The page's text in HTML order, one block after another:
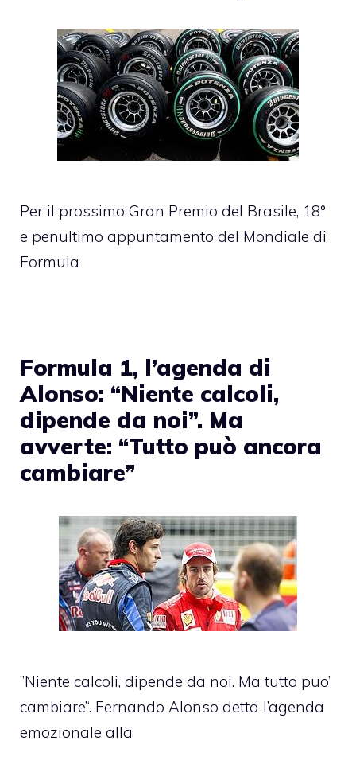
Per il prossimo Gran Premio del Brasile, 18°
e penultimo appuntamento del Mondiale di
Formula
Formula 1, l’agenda di
Alonso: “Niente calcoli,
dipende da noi”. Ma
avverte: “Tutto può ancora
cambiare”
”Niente calcoli, dipende da noi. Ma tutto puo’
cambiare’‘. Fernando Alonso detta l’agenda
emozionale alla